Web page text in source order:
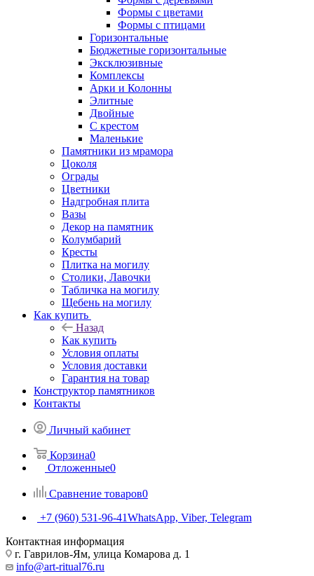
Формы с цветами
Формы с птицами
Горизонтальные
Бюджетные горизонтальные
Эксклюзивные
Комплексы
Арки и Колонны
Элитные
Двойные
С крестом
Маленькие
Памятники из мрамора
Цоколя
Ограды
Цветники
Надгробная плита
Вазы
Декор на памятник
Колумбарий
Кресты
Плитка на могилу
Столики, Лавочки
Табличка на могилу
Щебень на могилу
Как купить
Назад
Как купить
Условия оплаты
Условия доставки
Гарантия на товар
Конструктор памятников
Контакты
Личный кабинет
Корзина0
Отложенные0
Сравнение товаров0
+7 (960) 531-96-41WhatsApp, Viber, Telegram
Контактная информация
г. Гаврилов-Ям, улица Комарова д. 1
info@art-ritual76.ru